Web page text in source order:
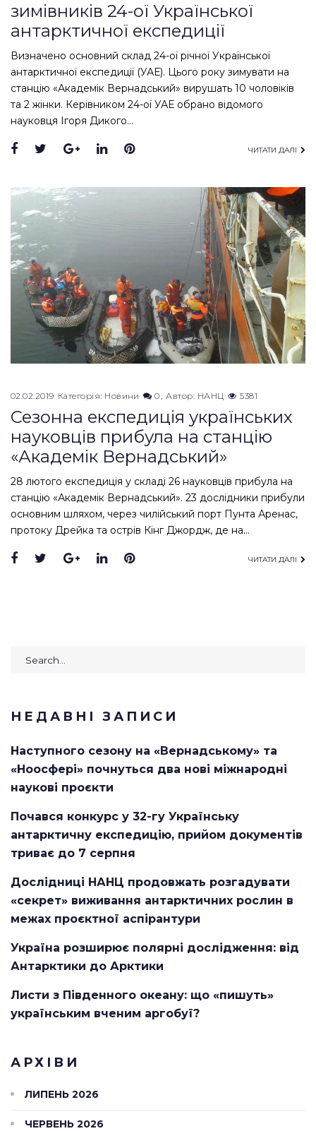
зимівників 24-ої Української
антарктичної експедиції
Визначено основний склад 24-ої річної Української
антарктичної експедиції (УАЕ). Цього року зимувати на
станцію «Академік Вернадський» вирушать 10 чоловіків
та 2 жінки. Керівником 24-ої УАЕ обрано відомого
науковця Ігоря Дикого…
Facebook
TwitterGoogle+
LinkedInPinterest ЧИТАТИ ДАЛІ
02.02.2019 Категорія: Новини 0 Автор: НАНЦ 5381
Сезонна експедиція українських
науковців прибула на станцію
«Академік Вернадський»
28 лютого експедиція у складі 26 науковців прибула на
станцію «Академік Вернадський». 23 дослідники прибули
основним шляхом, через чилійський порт Пунта Аренас,
протоку Дрейка та острів Кінг Джордж, де на…
Facebook
TwitterGoogle+
LinkedInPinterest ЧИТАТИ ДАЛІ
НЕДАВНІ ЗАПИСИ
Наступного сезону на «Вернадському» та
«Ноосфері» почнуться два нові міжнародні
наукові проєкти
Почався конкурс у 32-гу Українську
антарктичну експедицію, прийом документів
триває до 7 серпня
Дослідниці НАНЦ продовжать розгадувати
«секрет» виживання антарктичних рослин в
межах проєктної аспірантури
Україна розширює полярні дослідження: від
Антарктики до Арктики
Листи з Південного океану: що «пишуть»
українським вченим аргобуї?
АРХІВИ
ЛИПЕНЬ 2026
ЧЕРВЕНЬ 2026